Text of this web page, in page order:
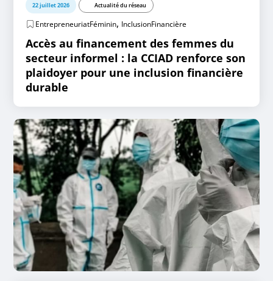
22 juillet 2026 Actualité du réseau
EntrepreneuriatFéminin, InclusionFinancière
Accès au financement des femmes du
secteur informel : la CCIAD renforce son
plaidoyer pour une inclusion financière
durable